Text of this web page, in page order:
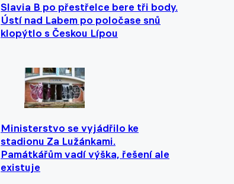
Slavia B po přestřelce bere tři body.
Ústí nad Labem po poločase snů
klopýtlo s Českou Lípou
Ministerstvo se vyjádřilo ke
stadionu Za Lužánkami.
Památkářům vadí výška, řešení ale
existuje